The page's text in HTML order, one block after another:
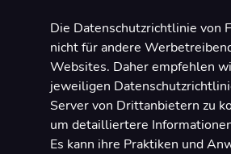
Die Datenschutzrichtlinie von
nicht für andere
Websites. Daher empfehlen
jeweiligen
Server von Drittanbietern zu
um detailliertere
Es kann ihre Praktiken und